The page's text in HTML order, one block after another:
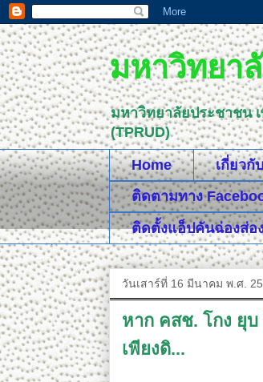
มหาวิทยา
มหาวิทยาลัยประชาชน
(TPRUD)
Home เกี่ยวกั
ติดตามทาง
ติดตั้งแอ็ปคันฉ่องส่อ
วันเสาร์ที่ 16 มีนาคม พ.ศ.
หาก คสช.​ โกง ยุ
เพียงดิ...